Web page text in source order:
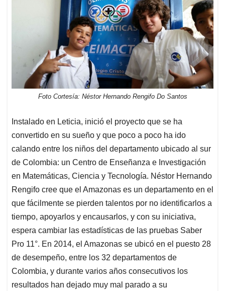
Foto Cortesía: Néstor Hernando Rengifo Do Santos
Instalado en Leticia, inició el proyecto que se ha
convertido en su sueño y que poco a poco ha ido
calando entre los niños del departamento ubicado al sur
de Colombia: un Centro de Enseñanza e Investigación
en Matemáticas, Ciencia y Tecnología. Néstor Hernando
Rengifo cree que el Amazonas es un departamento en el
que fácilmente se pierden talentos por no identificarlos a
tiempo, apoyarlos y encausarlos, y con su iniciativa,
espera cambiar las estadísticas de las pruebas Saber
Pro 11°. En 2014, el Amazonas se ubicó en el puesto 28
de desempeño, entre los 32 departamentos de
Colombia, y durante varios años consecutivos los
resultados han dejado muy mal parado a su